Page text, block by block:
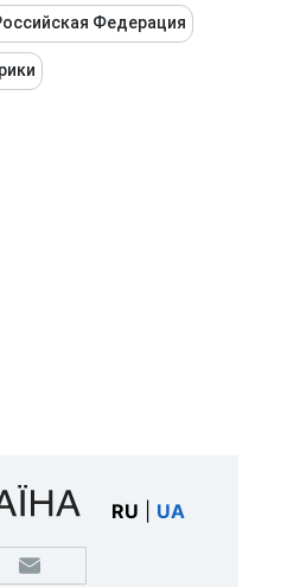
Федерация
RU UA